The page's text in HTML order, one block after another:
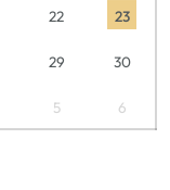
22 23
29 30
5 6